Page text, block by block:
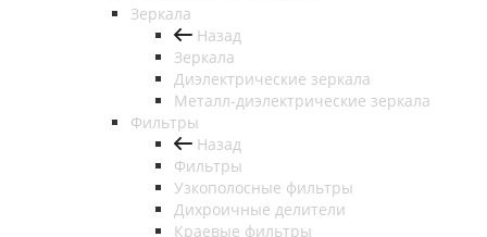
Зеркала
Назад
Зеркала
Диэлектрические зеркала
Металл-диэлектрические зеркала
Фильтры
Назад
Фильтры
Узкополосные фильтры
Дихроичные делители
Краевые фильтры